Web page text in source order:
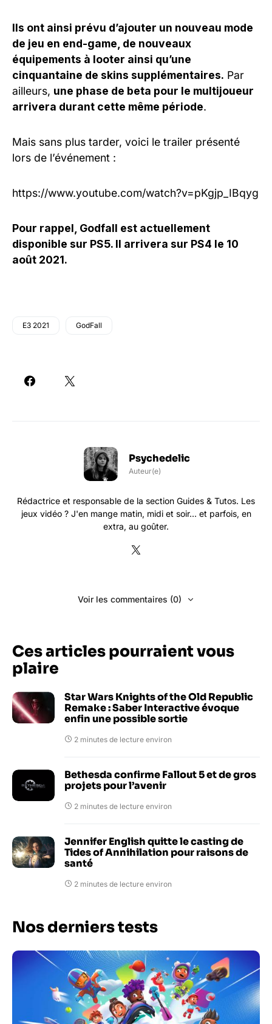
Ils ont ainsi prévu d’ajouter un nouveau mode
de jeu en end-game, de nouveaux
équipements à looter ainsi qu’une
cinquantaine de skins supplémentaires. Par
ailleurs, une phase de beta pour le multijoueur
arrivera durant cette même période.
Mais sans plus tarder, voici le trailer présenté
lors de l’événement :
https://www.youtube.com/watch?v=pKgjp_IBqyg
Pour rappel, Godfall est actuellement
disponible sur PS5. Il arrivera sur PS4 le 10
août 2021.
E3 2021 GodFall
Psychedelic
Auteur(e)
Rédactrice et responsable de la section Guides & Tutos. Les
jeux vidéo ? J'en mange matin, midi et soir... et parfois, en
extra, au goûter.
Voir les commentaires (0)
Ces articles pourraient vous
plaire
Star Wars Knights of the Old Republic
Remake : Saber Interactive évoque
enfin une possible sortie
2 minutes de lecture environ
Bethesda confirme Fallout 5 et de gros
projets pour l’avenir
2 minutes de lecture environ
Jennifer English quitte le casting de
Tides of Annihilation pour raisons de
santé
2 minutes de lecture environ
Nos derniers tests